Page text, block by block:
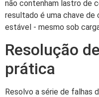
não contenham lastro de
resultado é uma chave de
estável - mesmo sob
Resolução
prática
Resolvo a série de falhas